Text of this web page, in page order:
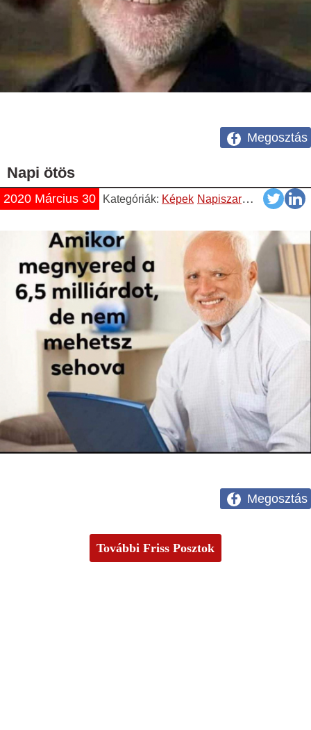
Megosztás
Napi ötös
2020 Március 30 Kategóriák: Képek Napiszar Vicces
Megosztás
További Friss Posztok